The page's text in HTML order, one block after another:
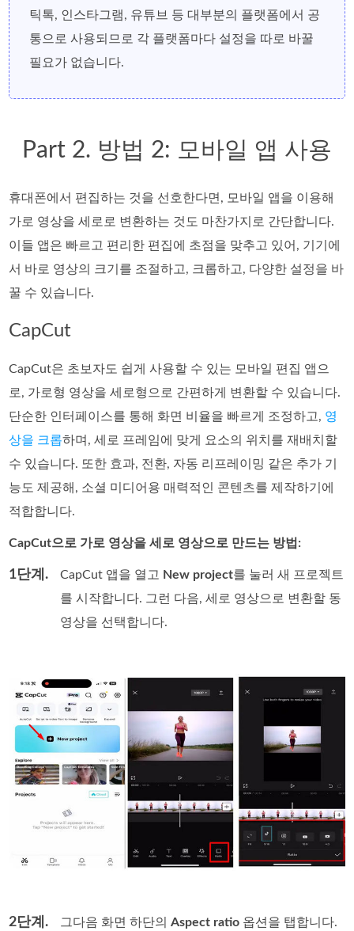
틱톡, 인스타그램, 유튜브 등 대부분의 플랫폼에서 공
통으로 사용되므로 각 플랫폼마다 설정을 따로 바꿀
필요가 없습니다.
Part 2. 방법 2: 모바일 앱 사용
휴대폰에서 편집하는 것을 선호한다면, 모바일 앱을 이용해
가로 영상을 세로로 변환하는 것도 마찬가지로 간단합니다.
이들 앱은 빠르고 편리한 편집에 초점을 맞추고 있어, 기기에
서 바로 영상의 크기를 조절하고, 크롭하고, 다양한 설정을 바
꿀 수 있습니다.
CapCut
CapCut은 초보자도 쉽게 사용할 수 있는 모바일 편집 앱으
로, 가로형 영상을 세로형으로 간편하게 변환할 수 있습니다.
단순한 인터페이스를 통해 화면 비율을 빠르게 조정하고, 영
상을 크롭하며, 세로 프레임에 맞게 요소의 위치를 재배치할
수 있습니다. 또한 효과, 전환, 자동 리프레이밍 같은 추가 기
능도 제공해, 소셜 미디어용 매력적인 콘텐츠를 제작하기에
적합합니다.
CapCut으로 가로 영상을 세로 영상으로 만드는 방법:
1단계. CapCut 앱을 열고 New project를 눌러 새 프로젝트
를 시작합니다. 그런 다음, 세로 영상으로 변환할 동
영상을 선택합니다.
2단계. 그다음 화면 하단의Aspect ratio 옵션을 탭합니다.